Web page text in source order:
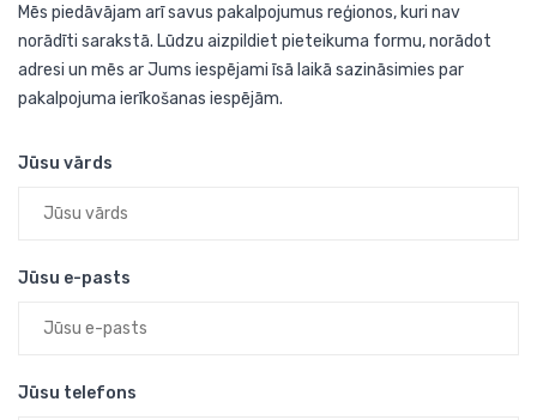
Mēs piedāvājam arī savus pakalpojumus reģionos, kuri nav
norādīti sarakstā. Lūdzu aizpildiet pieteikuma formu, norādot
adresi un mēs ar Jums iespējami īsā laikā sazināsimies par
pakalpojuma ierīkošanas iespējām.
Jūsu vārds
Jūsu e-pasts
Jūsu telefons